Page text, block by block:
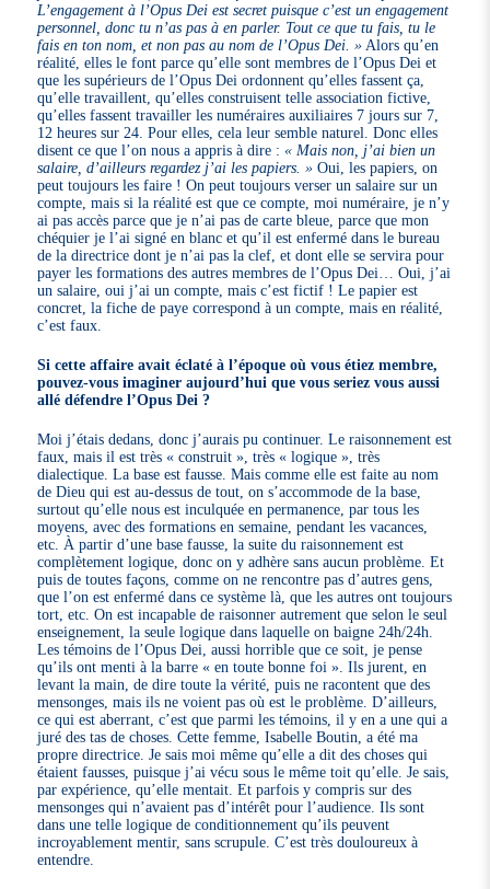
L’engagement à l’Opus Dei est secret puisque c’est un engagement
personnel, donc tu n’as pas à en parler. Tout ce que tu fais, tu le
fais en ton nom, et non pas au nom de l’Opus Dei. »Alors qu’en
réalité, elles le font parce qu’elle sont membres de l’Opus Dei et
que les supérieurs de l’Opus Dei ordonnent qu’elles fassent ça,
qu’elle travaillent, qu’elles construisent telle association fictive,
qu’elles fassent travailler les numéraires auxiliaires 7 jours sur 7,
12 heures sur 24. Pour elles, cela leur semble naturel. Donc elles
disent ce que l’on nous a appris à dire :« Mais non, j’ai bien un
salaire, d’ailleurs regardez j’ai les papiers. » Oui, les papiers, on
peut toujours les faire ! On peut toujours verser un salaire sur un
compte, mais si la réalité est que ce compte, moi numéraire, je n’y
ai pas accès parce que je n’ai pas de carte bleue, parce que mon
chéquier je l’ai signé en blanc et qu’il est enfermé dans le bureau
de la directrice dont je n’ai pas la clef, et dont elle se servira pour
payer les formations des autres membres de l’Opus Dei… Oui, j’ai
un salaire, oui j’ai un compte, mais c’est fictif ! Le papier est
concret, la fiche de paye correspond à un compte, mais en réalité,
c’est faux.
Si cette affaire avait éclaté à l’époque où vous étiez membre,
pouvez-vous imaginer aujourd’hui que vous seriez vous aussi
allé défendre l’Opus Dei ?
Moi j’étais dedans, donc j’aurais pu continuer. Le raisonnement est
faux, mais il est très « construit », très « logique », très
dialectique. La base est fausse. Mais comme elle est faite au nom
de Dieu qui est au-dessus de tout, on s’accommode de la base,
surtout qu’elle nous est inculquée en permanence, par tous les
moyens, avec des formations en semaine, pendant les vacances,
etc. À partir d’une base fausse, la suite du raisonnement est
complètement logique, donc on y adhère sans aucun problème. Et
puis de toutes façons, comme on ne rencontre pas d’autres gens,
que l’on est enfermé dans ce système là, que les autres ont toujours
tort, etc. On est incapable de raisonner autrement que selon le seul
enseignement, la seule logique dans laquelle on baigne 24h/24h.
Les témoins de l’Opus Dei, aussi horrible que ce soit, je pense
qu’ils ont menti à la barre « en toute bonne foi ». Ils jurent, en
levant la main, de dire toute la vérité, puis ne racontent que des
mensonges, mais ils ne voient pas où est le problème. D’ailleurs,
ce qui est aberrant, c’est que parmi les témoins, il y en a une qui a
juré des tas de choses. Cette femme, Isabelle Boutin, a été ma
propre directrice. Je sais moi même qu’elle a dit des choses qui
étaient fausses, puisque j’ai vécu sous le même toit qu’elle. Je sais,
par expérience, qu’elle mentait. Et parfois y compris sur des
mensonges qui n’avaient pas d’intérêt pour l’audience. Ils sont
dans une telle logique de conditionnement qu’ils peuvent
incroyablement mentir, sans scrupule. C’est très douloureux à
entendre.